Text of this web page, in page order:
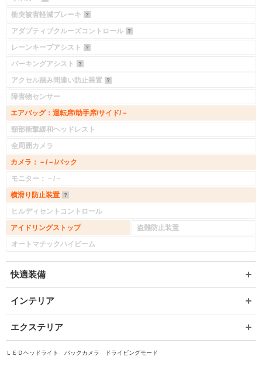
衝突被害軽減ブレーキ
アダプティブクルーズコントロール
レーンキープアシスト
パーキングアシスト
アクセル踏み間違い防止装置
障害物センサー
エアバッグ：運転席/助手席/サイド/－
頸部衝撃緩和ヘッドレスト
全周囲カメラ
カメラ：－/－/バック
モニター：－/－
横滑り防止装置
ヒルディセントコントロール
アイドリングストップ
盗難防止装置
オートマチックハイビーム
快適装備
インテリア
エクステリア
ＬＥＤヘッドライト バックカメラ ドライビングモード